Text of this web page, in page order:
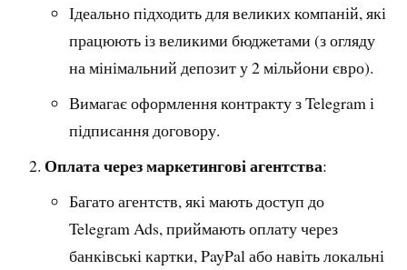
Ідеально підходить для великих компаній, які
працюють із великими бюджетами (з огляду
на мінімальний депозит у 2 мільйони євро).
Вимагає оформлення контракту з Telegram і
підписання договору.
Оплата через маркетингові агентства:
Багато агентств, які мають доступ до
Telegram Ads, приймають оплату через
банківські картки, PayPal або навіть локальні